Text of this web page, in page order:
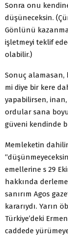
Sonra onu
düşüneceksin.
Gönlünü
işletmeyi teklif
olabilir.)
Sonuç
mi diye bir kere
yapabilirsen,
ordular sana
güveni kendinde
Memleketin
emellerine s 29
hakkında
sanırım Agos
kararıydı. Yarın
Türkiye’deki
caddede